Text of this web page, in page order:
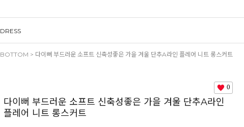
DRESS
BOTTOM > 다이뻐 부드러운 소프트 신축성좋은 가을 겨울 단추A라인 플레어 니트 롱스커트
0
다이뻐 부드러운 소프트 신축성좋은 가을 겨울 단추A라인
플레어 니트 롱스커트